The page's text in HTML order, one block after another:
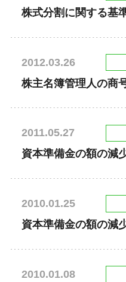
株式分割に関する基
2012.03.26
株主名簿管理人の商
2011.05.27
資本準備金の額の減
2010.01.25
資本準備金の額の減
2010.01.08